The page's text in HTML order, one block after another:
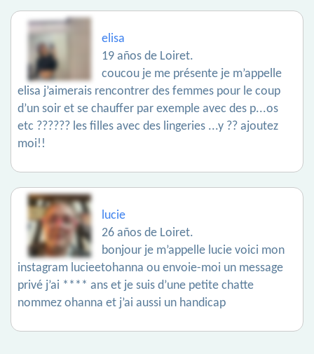
elisa
19 años de Loiret.
coucou je me présente je m’appelle
elisa j’aimerais rencontrer des femmes pour le coup
d’un soir et se chauffer par exemple avec des p...os
etc ?????? les filles avec des lingeries ...y ?? ajoutez
moi!!
lucie
26 años de Loiret.
bonjour je m’appelle lucie voici mon
instagram lucieetohanna ou envoie-moi un message
privé j’ai **** ans et je suis d’une petite chatte
nommez ohanna et j’ai aussi un handicap